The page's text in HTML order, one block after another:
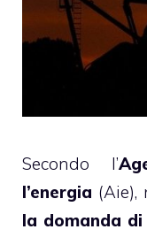
Secondo l’
l’energia (Aie),
la domanda